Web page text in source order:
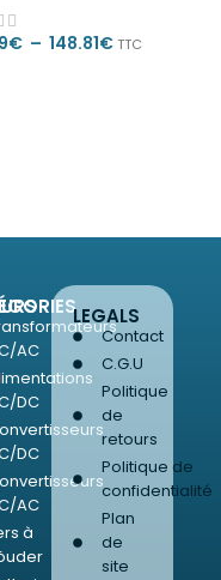
€ – 148.81€TTC
AC
DC
DC
AC
à
LEGALS
Contact
C.G.U
Politique
de
retours
Politique de
confidentialité
Plan
de
site